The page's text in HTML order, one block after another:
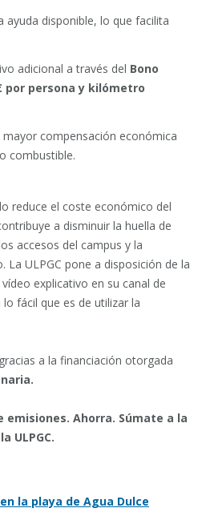
ayuda disponible, lo que facilita
adicional a través del Bono
por persona y kilómetro
compensación económica
combustible.
reduce el coste económico del
a disminuir la huella de
accesos del campus y la
La ULPGC pone a disposición de la
explicativo en su canal de
fácil que es de utilizar la
a la financiación otorgada
emisiones. Ahorra. Súmate a la
ULPGC.
la playa de Agua Dulce